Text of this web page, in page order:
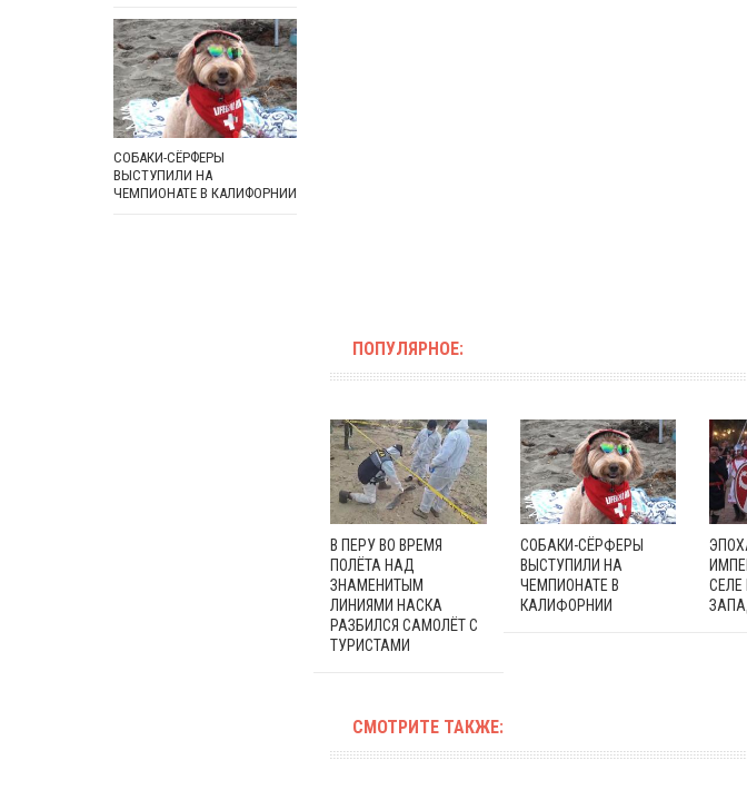
ПОПУЛЯРНОЕ:
В ПЕРУ ВО ВРЕМЯ
ПОЛЁТА НАД
ЗНАМЕНИТЫМ
ЛИНИЯМИ НАСКА
РАЗБИЛСЯ САМОЛЁТ С
ТУРИСТАМИ
СОБАКИ-СЁРФЕРЫ
ВЫСТУПИЛИ НА
ЧЕМПИОНАТЕ В
КАЛИФОРНИИ
СМОТРИТЕ ТАКЖЕ:
СОБАКИ-СЁРФЕРЫ
ВЫСТУПИЛИ НА
ЧЕМПИОНАТЕ В КАЛИФОРНИИ